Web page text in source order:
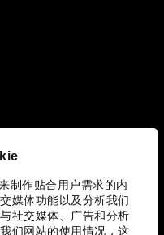
制作贴合用户需求的内
媒体功能以及分析我们
社交媒体、广告和分析
们网站的使用情况，这